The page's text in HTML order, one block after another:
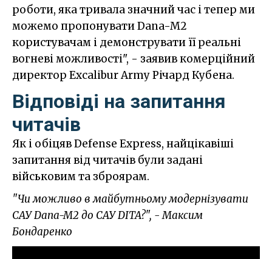
роботи, яка тривала значний час і тепер ми
можемо пропонувати Dana-M2
користувачам і демонструвати її реальні
вогневі можливості", - заявив комерційний
директор Excalibur Army Річард Кубена.
Відповіді на запитання
читачів
Як і обіцяв Defense Express, найцікавіші
запитання від читачів були задані
військовим та зброярам.
"Чи можливо в майбутньому модернізувати
САУ Dana-M2 до САУ DITA?", - Максим
Бондаренко